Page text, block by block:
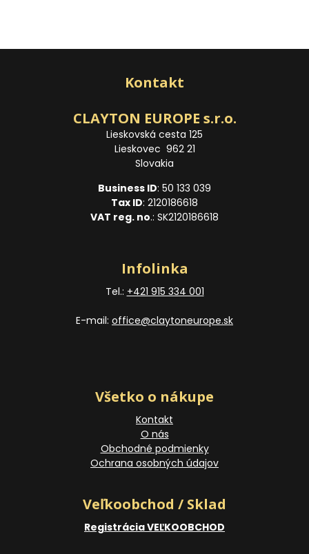
Kontakt
CLAYTON EUROPE s.r.o.
Lieskovská cesta 125
Lieskovec 962 21
Slovakia
Business ID: 50 133 039
Tax ID: 2120186618
VAT reg. no.: SK2120186618
Infolinka
Tel.: +421 915 334 001
E-mail: office@claytoneurope.sk
Všetko o nákupe
Kontakt
O nás
Obchodné podmienky
Ochrana osobných údajov
Veľkoobchod / Sklad
Registrácia VEĽKOOBCHOD